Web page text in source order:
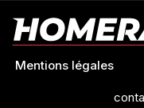
Mentions légales